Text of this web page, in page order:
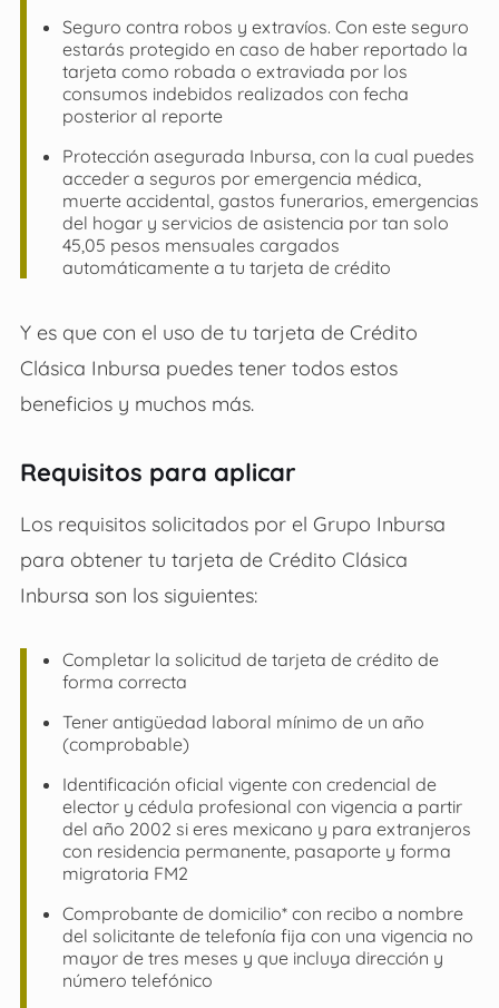
Seguro contra robos y extravíos. Con este seguro
estarás protegido en caso de haber reportado la
tarjeta como robada o extraviada por los
consumos indebidos realizados con fecha
posterior al reporte
Protección asegurada Inbursa, con la cual puedes
acceder a seguros por emergencia médica,
muerte accidental, gastos funerarios, emergencias
del hogar y servicios de asistencia por tan solo
45,05 pesos mensuales cargados
automáticamente a tu tarjeta de crédito
Y es que con el uso de tu tarjeta de Crédito
Clásica Inbursa puedes tener todos estos
beneficios y muchos más.
Requisitos para aplicar
Los requisitos solicitados por el Grupo Inbursa
para obtener tu tarjeta de Crédito Clásica
Inbursa son los siguientes:
Completar la solicitud de tarjeta de crédito de
forma correcta
Tener antigüedad laboral mínimo de un año
(comprobable)
Identificación oficial vigente con credencial de
elector y cédula profesional con vigencia a partir
del año 2002 si eres mexicano y para extranjeros
con residencia permanente, pasaporte y forma
migratoria FM2
Comprobante de domicilio* con recibo a nombre
del solicitante de telefonía fija con una vigencia no
mayor de tres meses y que incluya dirección y
número telefónico